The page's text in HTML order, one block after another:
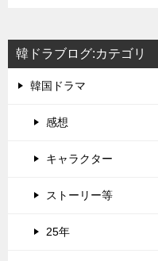
韓ドラブログ:カテゴリ
韓国ドラマ
感想
キャラクター
ストーリー等
25年